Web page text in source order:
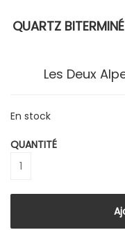
QUARTZ
Les Deux
En stock
QUANTITÉ